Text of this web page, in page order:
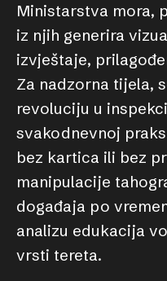
Ministarstva mora,
iz njih generira
izvještaje,
Za nadzorna tijela,
revoluciju u
svakodnevnoj
bez kartica ili bez
manipulacije
događaja po
analizu edukacija
vrsti tereta.